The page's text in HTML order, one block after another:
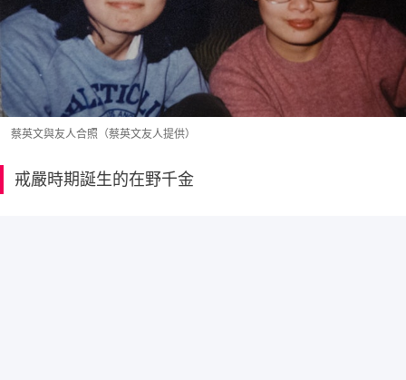
蔡英文與友人合照（蔡英文友人提供）
戒嚴時期誕生的在野千金